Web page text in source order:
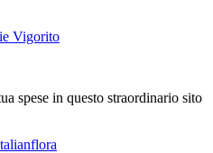
Vigorito
spese in questo straordinario sito